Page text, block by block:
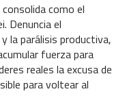
como el
Denuncia el
la parálisis productiva,
fuerza para
reales la excusa de
para voltear al